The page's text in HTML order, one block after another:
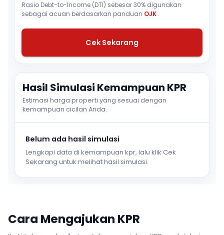
Rasio Debt-to-Income (DTI) sebesar 30% digunakan
sebagai acuan berdasarkan panduan OJK .
Cek Sekarang
Hasil Simulasi Kemampuan KPR
Estimasi harga properti yang sesuai dengan
kemampuan cicilan Anda.
Belum ada hasil simulasi
Lengkapi data di kemampuan kpr, lalu klik Cek
Sekarang untuk melihat hasil simulasi.
Cara Mengajukan KPR